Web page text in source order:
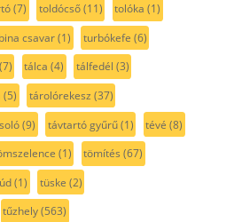
(7) toldócső(11) tolóka (1)
csavar(1) turbókefe (6)
(7) tálca (4) tálfedél (3)
(5) tárolórekesz (37)
(9) távtartó gyűrű(1) tévé (8)
(1) tömítés (67)
(1) tüske (2)
tűzhely(563)